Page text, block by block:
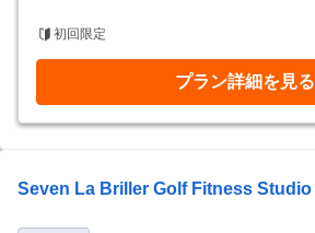
初回限定
プラン詳細を見る
Seven La Briller Golf Fitness Studio